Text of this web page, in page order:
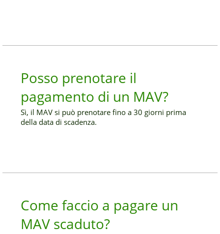
Posso prenotare il
pagamento di un MAV?
Sì, il MAV si può prenotare fino a 30 giorni prima
della data di scadenza.
Come faccio a pagare un
MAV scaduto?